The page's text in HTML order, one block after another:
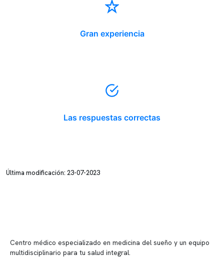
Gran experiencia
Las respuestas correctas
Última modificación: 23-07-2023
Centro médico especializado en medicina del sueño y un equipo
multidisciplinario para tu salud integral.